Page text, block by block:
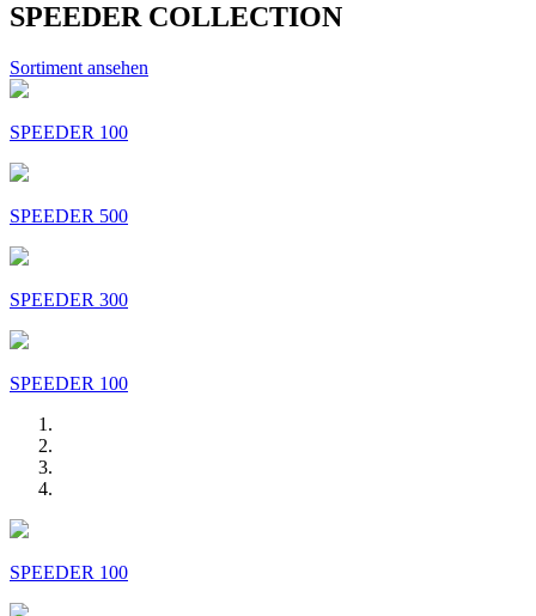
SPEEDER COLLECTION
Sortiment ansehen
SPEEDER 100
SPEEDER 500
SPEEDER 300
SPEEDER 100
SPEEDER 100